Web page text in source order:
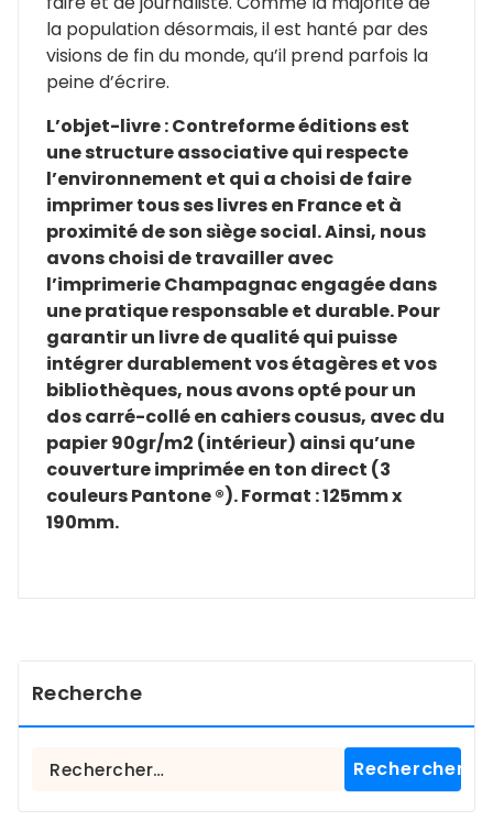
la population désormais, il est hanté par des
visions de fin du monde, qu’il prend parfois la
peine d’écrire.
L’objet-livre : Contreforme éditions est
une structure associative qui respecte
l’environnement et qui a choisi de faire
imprimer tous ses livres en France et à
proximité de son siège social. Ainsi, nous
avons choisi de travailler avec
l’imprimerie Champagnac engagée dans
une pratique responsable et durable.Pour
garantir un livre de qualité qui puisse
intégrer durablement vos étagères et vos
bibliothèques, nous avons opté pour un
dos carré-collé en cahiers cousus, avec du
papier 90gr/m2 (intérieur) ainsi qu’une
couverture imprimée en ton direct (3
couleurs Pantone ®). Format : 125mm x
190mm.
Recherche
Rechercher :